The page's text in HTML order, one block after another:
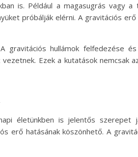
is. Például a magasugrás vagy
próbálják elérni. A gravitációs
gravitációs hullámok felfedezése
Ezek a kutatások nemcsak
életünkben is jelentős szerepet
erő hatásának köszönhető. A